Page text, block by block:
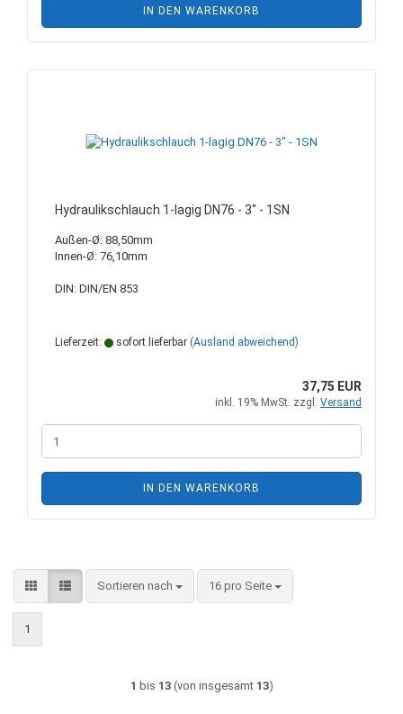
IN DEN WARENKORB
Hydraulikschlauch 1-lagig DN76 - 3" - 1SN
Außen-Ø: 88,50mm
Innen-Ø: 76,10mm
DIN: DIN/EN 853
Lieferzeit: sofort lieferbar (Ausland abweichend)
37,75 EUR
inkl. 19% MwSt. zzgl. Versand
IN DEN WARENKORB
Sortieren nach
Sortieren nach 16 pro Seite
pro Seite
1
1 bis 13(von insgesamt 13)